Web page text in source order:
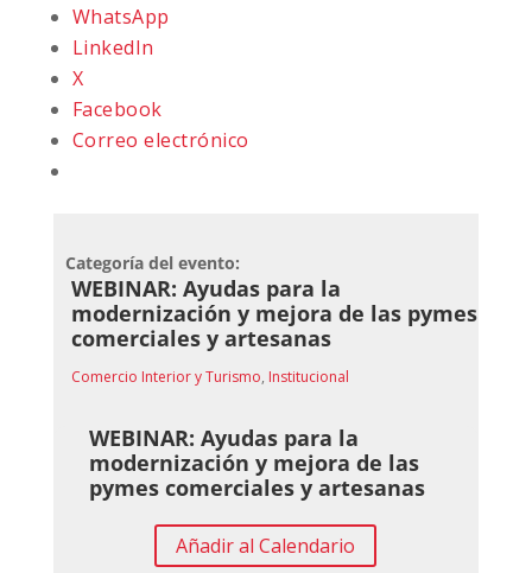
WhatsApp
LinkedIn
X
Facebook
Correo electrónico
Categoría del evento:
WEBINAR: Ayudas para la
modernización y mejora de las pymes
comerciales y artesanas
Comercio Interior y Turismo, Institucional
WEBINAR: Ayudas para la
modernización y mejora de las
pymes comerciales y artesanas
Añadir al Calendario